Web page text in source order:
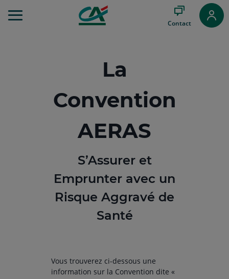
au
Contact
La
Convention
AERAS
S’Assurer et
Emprunter avec un
Risque Aggravé de
Santé
Vous trouverez ci-dessous une
information sur la Convention dite «